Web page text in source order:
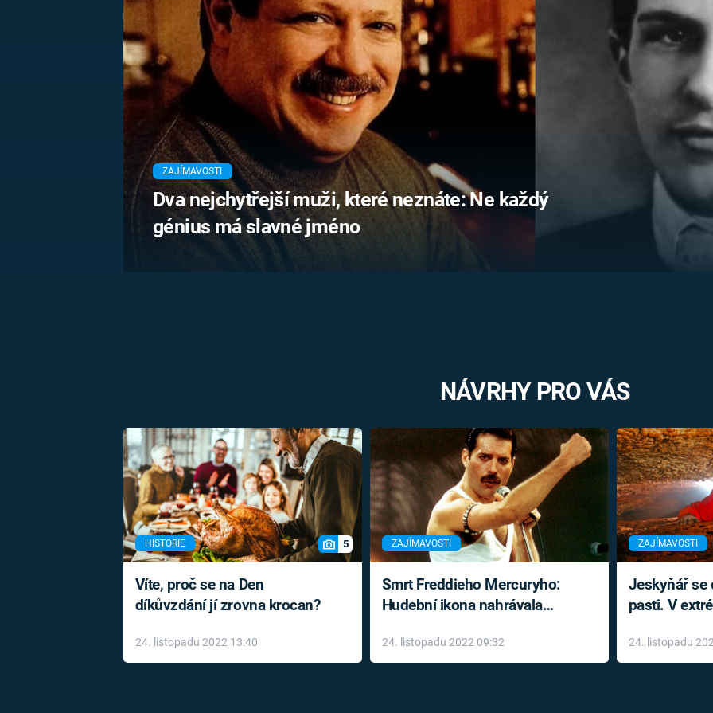
MARIE TEREZIE
NAPOLEON
BONAPARTE
BRITSKÁ
KRÁLOVSKÁ
RODINA
UFO A
MIMOZEMŠŤANÉ
UTAJENÉ PŘÍBĚHY
ČESKÝCH DĚJIN
FILMY
REALITA
HORORY
OPTICKÉ
KLAMY
ZAJÍMAVOSTI
Dva nejchytřejší muži, které neznáte: Ne každý
génius má slavné jméno
NÁVRHY PRO VÁS
HISTORIE 5
Víte, proč se na Den
díkůvzdání jí zrovna krocan?
24. listopadu 2022 13:40
ZAJÍMAVOSTI
Smrt Freddieho Mercuryho:
Hudební ikona nahrávala
léky
24. listopadu 2022 09:32
ZAJÍMAVOSTI
Jeskyňář se
pasti. V
24. listopadu